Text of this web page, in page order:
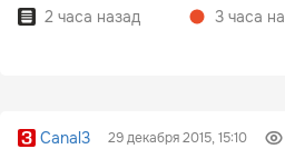
2 часа назад
3 часа
Canal3 29 декабря 2015, 15:10